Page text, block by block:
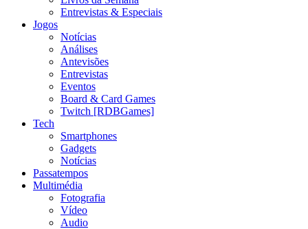
Entrevistas & Especiais
Jogos
Notícias
Análises
Antevisões
Entrevistas
Eventos
Board & Card Games
Twitch [RDBGames]
Tech
Smartphones
Gadgets
Notícias
Passatempos
Multimédia
Fotografia
Vídeo
Audio